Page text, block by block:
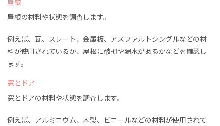
屋根
屋根の材料や状態を調査します。
例えば、瓦、スレート、金属板、アスファルトシングルなどの材
料が使用されているか、屋根に破損や漏水があるかなどを確認し
ます。
窓とドア
窓とドアの材料や状態を調査します。
例えば、アルミニウム、木製、ビニールなどの材料が使用されて